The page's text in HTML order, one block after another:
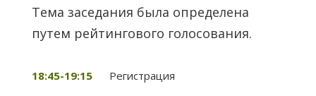
Тема заседания была определена
путем рейтингового голосования.
18:45-19:15Регистрация